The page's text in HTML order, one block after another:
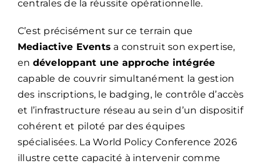
centrales de la réussite opérationnelle.
C’est précisément sur ce terrain que
Mediactive Events a construit son expertise,
en développant une approche intégrée
capable de couvrir simultanément la gestion
des inscriptions, le badging, le contrôle d’accès
et l’infrastructure réseau au sein d’un dispositif
cohérent et piloté par des équipes
spécialisées. La World Policy Conference 2026
illustre cette capacité à intervenir comme